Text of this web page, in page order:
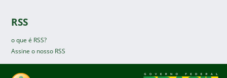
RSS
o que é RSS?
Assine o nosso RSS